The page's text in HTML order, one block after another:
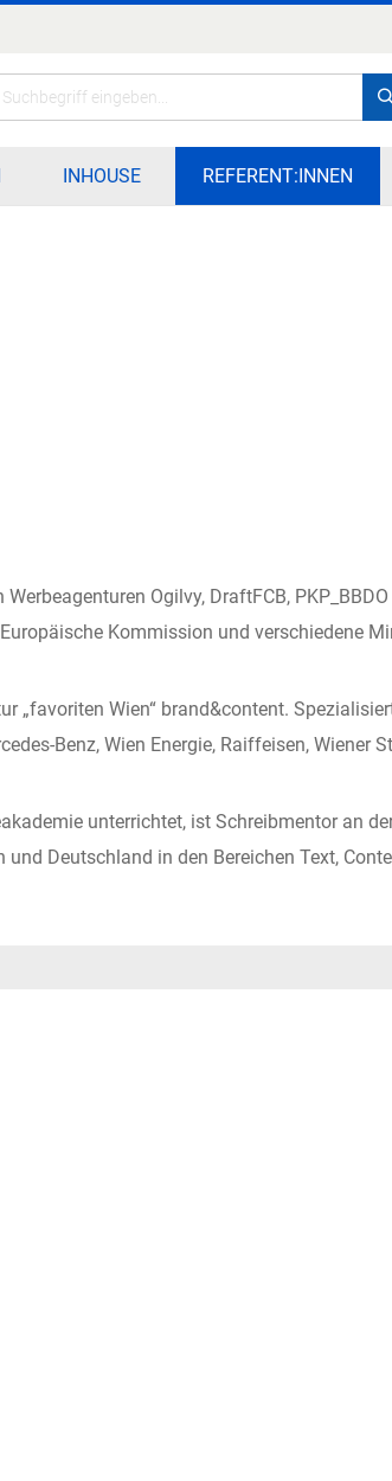
INHOUSE REFERENT:INNEN
Ogilvy, DraftFCB,
Kommission und
„favoriten Wien“ brand&content.
Benz, Wien Energie, Raiffeisen, Wiener
unterrichtet, ist Schreibmentor an
Deutschland in den Bereichen Text,